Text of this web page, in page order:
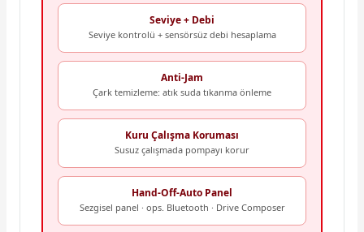
Seviye + Debi
Seviye kontrolü + sensörsüz debi hesaplama
Anti-Jam
Çark temizleme: atık suda tıkanma önleme
Kuru Çalışma Koruması
Susuz çalışmada pompayı korur
Hand-Off-Auto Panel
Sezgisel panel · ops. Bluetooth · Drive Composer